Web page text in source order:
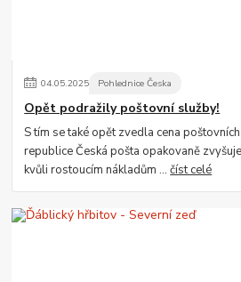
04.05.2025 Pohlednice Česka
Opět podražily poštovní služby!
S tím se také opět zvedla cena
republice Česká pošta opakovaně
kvůli rostoucím nákladům ...číst celé